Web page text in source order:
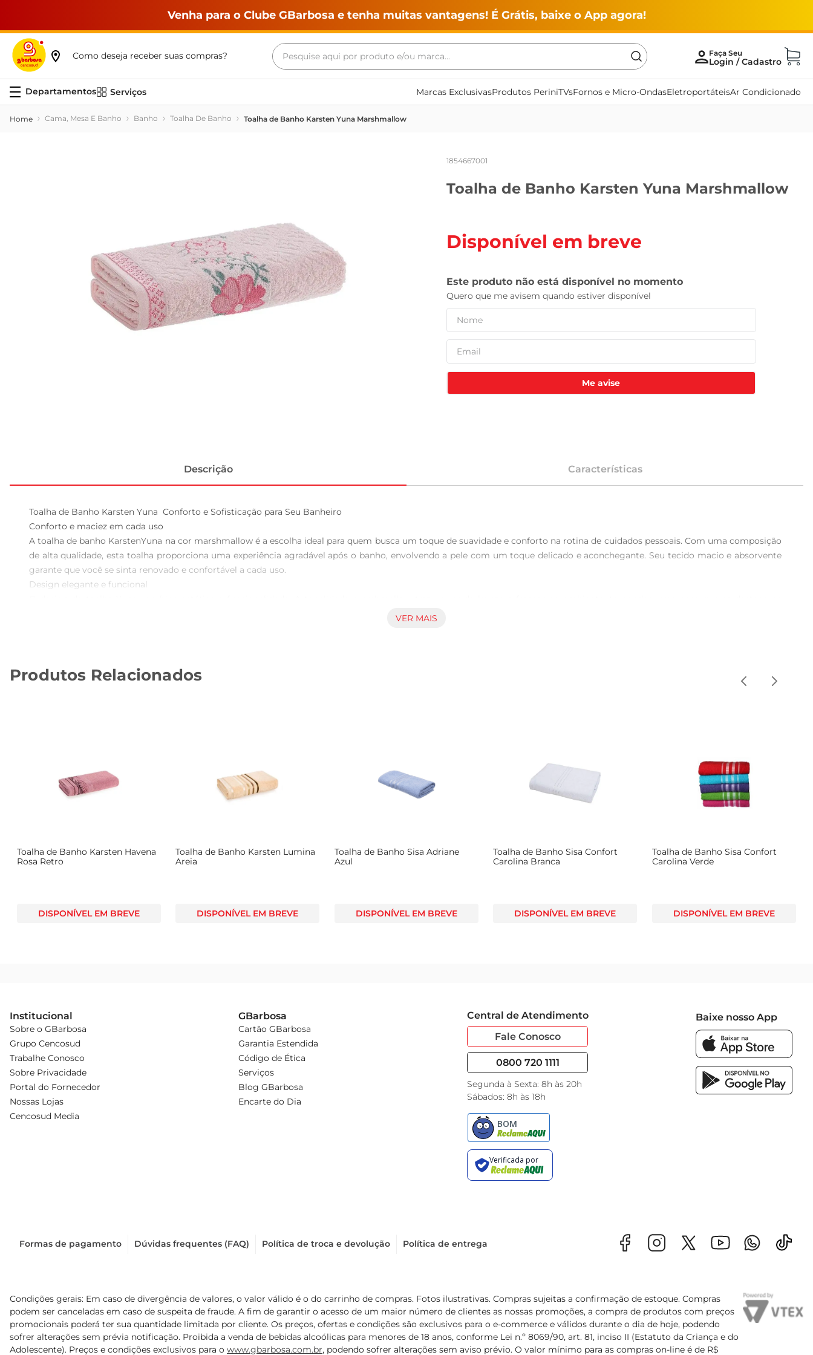
Venha para o Clube GBarbosa e tenha muitas vantagens! É Grátis, baixe o App agora!
Como deseja receber suas compras?
Pesquise aqui por produto e/ou marca...
Serviços Marcas ExclusivasProdutos PeriniTVsFornos e Micro-OndasEletroportáteisAr Condicionado
Cama, Mesa E Banho Banho Toalha De Banho Toalha de Banho Karsten Yuna Marshmallow
1854667001
Toalha de Banho Karsten Yuna Marshmallow
Disponível em breve
Me avise
Descrição Características
Toalha de Banho Karsten Yuna  Conforto e Sofisticação para Seu Banheiro
Conforto e maciez em cada uso
A toalha de banho KarstenYuna na cor marshmallow é a escolha ideal para quem busca um toque de suavidade e conforto na rotina de cuidados pessoais. Com uma composição
de alta qualidade, esta toalha proporciona uma experiência agradável após o banho, envolvendo a pele com um toque delicado e aconchegante. Seu tecido macio e absorvente
garante que você se sinta renovado e confortável a cada uso.
Design elegante e funcional
decoração do banheiro. Além disso, suas dimensões generosas oferecem amplo espaço para secagem, tornandoa prática para o dia a dia. A toalha é perfeita para complementar a
vibrante, assegurando que você possa desfrutar de sua toalha por muito tempo. Para facilitar a manutenção, recomendase a lavagem em água fria e a secagem à sombra,
VER MAIS
Produtos Relacionados
Toalha de Banho Karsten Havena
Rosa Retro
DISPONÍVEL EM BREVE
Toalha de Banho Karsten Lumina
Areia
DISPONÍVEL EM BREVE
Toalha de Banho Sisa Adriane
Azul
DISPONÍVEL EM BREVE
Toalha de Banho Sisa Confort
Carolina Branca
DISPONÍVEL EM BREVE
Toalha de Banho Sisa Confort
Carolina Verde
DISPONÍVEL EM BREVE
Institucional
Sobre o GBarbosa
Grupo Cencosud
Trabalhe Conosco
Sobre Privacidade
Portal do Fornecedor
Nossas Lojas
Cencosud Media
GBarbosa
Cartão GBarbosa
Garantia Estendida
Código de Ética
Serviços
Blog GBarbosa
Encarte do Dia
Central de Atendimento
Fale Conosco
0800 720 1111
Segunda à Sexta: 8h às 20h
Sábados: 8h às 18h
Baixe nosso App
Formas de pagamento Dúvidas frequentes (FAQ) Política de troca e devolução Política de entrega
Condições gerais: Em caso de divergência de valores, o valor válido é o do carrinho de compras. Fotos ilustrativas. Compras sujeitas a confirmação de estoque. Compras
podem ser canceladas em caso de suspeita de fraude. A fim de garantir o acesso de um maior número de clientes as nossas promoções, a compra de produtos com preços
promocionais poderá ter sua quantidade limitada por cliente. Os preços, ofertas e condições são exclusivos para o e-commerce e válidos durante o dia de hoje, podendo
sofrer alterações sem prévia notificação. Proibida a venda de bebidas alcoólicas para menores de 18 anos, conforme Lei n.º 8069/90, art. 81, inciso II (Estatuto da Criança e do
Adolescente). Preços e condições exclusivos para o www.gbarbosa.com.br, podendo sofrer alterações sem aviso prévio. O valor mínimo para as compras on-line é de R$
Termos mais buscados
maquina lavar
leite
vinho
leite pó
tv